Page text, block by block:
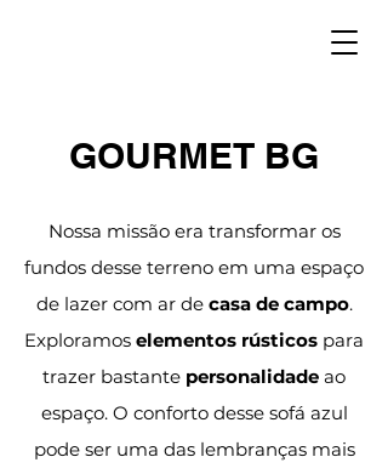
GOURMET BG
Nossa missão era transformar os
fundos desse terreno em uma espaço
de lazer com ar de casa de campo.
Exploramos elementos rústicos para
trazer bastante personalidade ao
espaço. O conforto desse sofá azul
pode ser uma das lembranças mais